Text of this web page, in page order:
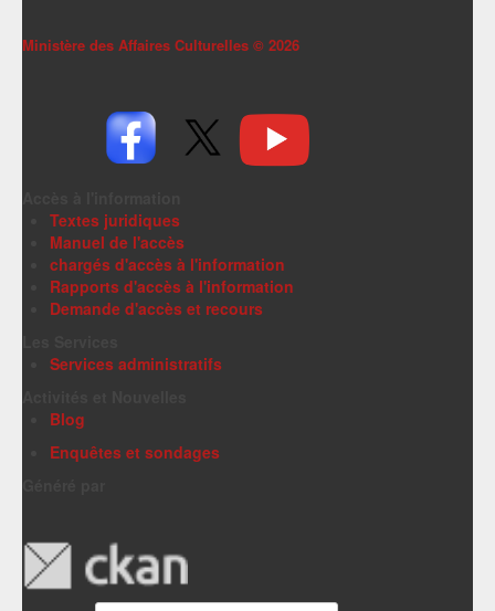
Ministère des Affaires Culturelles © 2026
Textes juridiques
Manuel de l'accès
chargés d'accès à l'information
Rapports d'accès à l'information
Demande d'accès et recours
Services administratifs
Blog
Enquêtes et sondages